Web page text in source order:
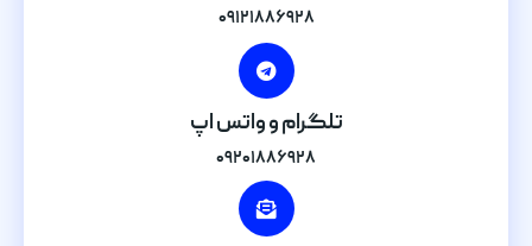
۰۹۱۲۱۸۸۶۹۲۸
تلگرام و واتس اپ
۰۹۲۰۱۸۸۶۹۲۸